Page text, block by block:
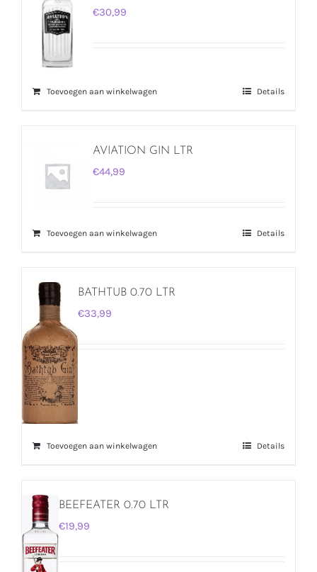
€30,99
Toevoegen aan winkelwagen Details
AVIATION GIN LTR
€44,99
Toevoegen aan winkelwagen Details
BATHTUB 0.70 LTR
€33,99
Toevoegen aan winkelwagen Details
BEEFEATER 0.70 LTR
€19,99